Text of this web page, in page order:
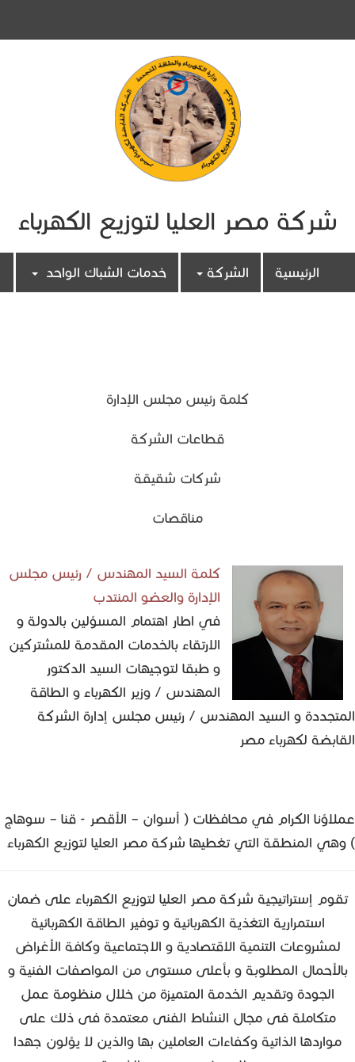
شركة مصر العليا لتوزيع الكهرباء
الرئيسية الشركة خدمات الشباك الواحد
كلمة رئيس مجلس الإدارة
قطاعات الشركة
شركات شقيقة
مناقصات
كلمة السيد المهندس / رئيس مجلس
الإدارة والعضو المنتدب
في اطار اهتمام المسؤلين بالدولة و
الارتقاء بالخدمات المقدمة للمشتركين
و طبقا لتوجيهات السيد الدكتور
المهندس / وزير الكهرباء و الطاقة
المتجددة و السيد المهندس / رئيس مجلس إدارة الشركة
القابضة لكهرباء مصر
عملاؤنا الكرام في محافظات ( أسوان – الأقصر - قنا – سوهاج
) وهي المنطقة التي تغطيها شركة مصر العليا لتوزيع الكهرباء
تقوم إستراتيجية شركة مصر العليا لتوزيع الكهرباء على ضمان
استمرارية التغذية الكهربائية و توفير الطاقة الكهربائية
لمشروعات التنمية الاقتصادية و الاجتماعية وكافة الأغراض
بالأحمال المطلوبة و بأعلى مستوى من المواصفات الفنية و
الجودة وتقديم الخدمة المتميزة من خلال منظومة عمل
متكاملة فى مجال النشاط الفنى معتمدة فى ذلك على
مواردها الذاتية وكفاءات العاملين بها والذين لا يؤلون جهدا